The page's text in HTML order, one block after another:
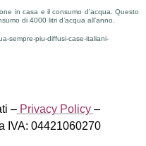
in casa e il consumo d’acqua. Questo
di 4000 litri d’acqua all’anno.
sempre-piu-diffusi-case-italiani-
–Privacy Policy –
IVA: 04421060270